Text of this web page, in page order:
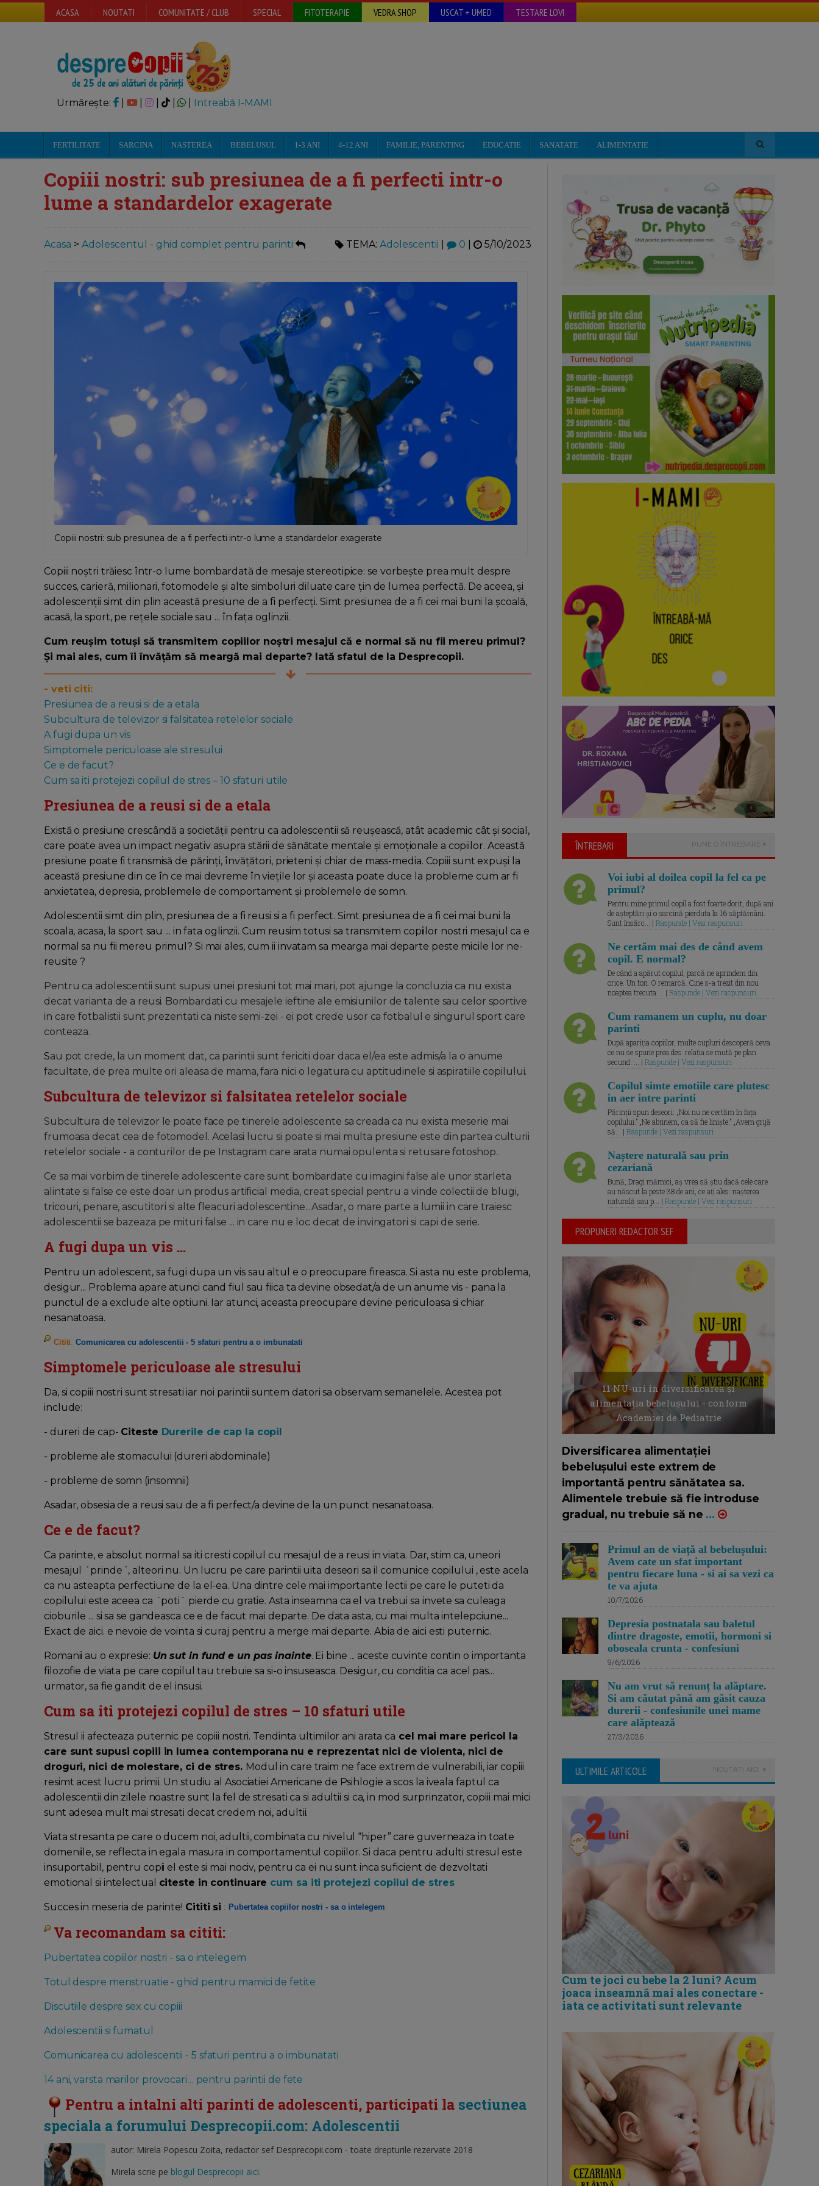
ACASA NOUTATI COMUNITATE / CLUB SPECIAL FITOTERAPIE VEDRA SHOP USCAT + UMED TESTARE LOVI
Urmărește: | | Intreabă I-MAMI
FERTILITATE SARCINA NASTEREA BEBELUSUL 1-3 ANI 4-12 ANI FAMILIE, PARENTING EDUCATIE SANATATE ALIMENTATIE
Copiii nostri: sub presiunea de a fi perfecti intr-o
lume a standardelor exagerate
Acasa > Adolescentul - ghid complet pentru parinti TEMA: Adolescentii 0 5/10/2023
Copiii nostri: sub presiunea de a fi perfecti intr-o lume a standardelor exagerate
Copiii noștri trăiesc într-o lume bombardată de mesaje stereotipice: se vorbește prea mult despre
succes, carieră, milionari, fotomodele și alte simboluri diluate care țin de lumea perfectă. De aceea, și
adolescenții simt din plin această presiune de a fi perfecți. Simt presiunea de a fi cei mai buni la școală,
acasă, la sport, pe rețele sociale sau ... în fața oglinzii.
Cum reușim totuși să transmitem copiilor noștri mesajul că e normal să nu fii mereu primul?
Și mai ales, cum îi învățăm să meargă mai departe? Iată sfatul de la Desprecopii.
- veti citi:
Presiunea de a reusi si de a etala
Subcultura de televizor si falsitatea retelelor sociale
A fugi dupa un vis
Simptomele periculoase ale stresului
Ce e de facut?
Cum sa iti protejezi copilul de stres – 10 sfaturi utile
Presiunea de a reusi si de a etala
Există o presiune crescândă a societății pentru ca adolescentii să reușească, atât academic cât și social,
care poate avea un impact negativ asupra stării de sănătate mentale și emoționale a copiilor. Această
presiune poate fi transmisă de părinți, învățători, prieteni și chiar de mass-media. Copiii sunt expuși la
această presiune din ce în ce mai devreme în viețile lor și aceasta poate duce la probleme cum ar fi
anxietatea, depresia, problemele de comportament și problemele de somn.
Adolescentii simt din plin, presiunea de a fi reusi si a fi perfect. Simt presiunea de a fi cei mai buni la
scoala, acasa, la sport sau ... in fata oglinzii. Cum reusim totusi sa transmitem copiilor nostri mesajul ca e
normal sa nu fii mereu primul? Si mai ales, cum ii invatam sa mearga mai departe peste micile lor ne-
reusite ?
Pentru ca adolescentii sunt supusi unei presiuni tot mai mari, pot ajunge la concluzia ca nu exista
decat varianta de a reusi. Bombardati cu mesajele ieftine ale emisiunilor de talente sau celor sportive
in care fotbalistii sunt prezentati ca niste semi-zei - ei pot crede usor ca fotbalul e singurul sport care
conteaza.
Sau pot crede, la un moment dat, ca parintii sunt fericiti doar daca el/ea este admis/a la o anume
facultate, de prea multe ori aleasa de mama, fara nici o legatura cu aptitudinele si aspiratiile copilului.
Subcultura de televizor si falsitatea retelelor sociale
Subcultura de televizor le poate face pe tinerele adolescente sa creada ca nu exista meserie mai
frumoasa decat cea de fotomodel. Acelasi lucru si poate si mai multa presiune este din partea culturii
retelelor sociale - a conturilor de pe Instagram care arata numai opulenta si retusare fotoshop..
Ce sa mai vorbim de tinerele adolescente care sunt bombardate cu imagini false ale unor starleta
alintate si false ce este doar un produs artificial media, creat special pentru a vinde colectii de blugi,
tricouri, penare, ascutitori si alte fleacuri adolescentine...Asadar, o mare parte a lumii in care traiesc
adolescentii se bazeaza pe mituri false ... in care nu e loc decat de invingatori si capi de serie.
A fugi dupa un vis ...
Pentru un adolescent, sa fugi dupa un vis sau altul e o preocupare fireasca. Si asta nu este problema,
desigur... Problema apare atunci cand fiul sau fiica ta devine obsedat/a de un anume vis - pana la
punctul de a exclude alte optiuni. Iar atunci, aceasta preocupare devine periculoasa si chiar
nesanatoasa.
Cititi:Comunicarea cu adolescentii - 5 sfaturi pentru a o imbunatati
Simptomele periculoase ale stresului
Da, si copiii nostri sunt stresati iar noi parintii suntem datori sa observam semanelele. Acestea pot
include:
- dureri de cap- Citeste Durerile de cap la copil
- probleme ale stomacului (dureri abdominale)
- probleme de somn (insomnii)
Asadar, obsesia de a reusi sau de a fi perfect/a devine de la un punct nesanatoasa.
Ce e de facut?
Ca parinte, e absolut normal sa iti cresti copilul cu mesajul de a reusi in viata. Dar, stim ca, uneori
mesajul ´prinde´, alteori nu. Un lucru pe care parintii uita deseori sa il comunice copilului , este acela
ca nu asteapta perfectiune de la el-ea. Una dintre cele mai importante lectii pe care le puteti da
copilului este aceea ca ´poti´ pierde cu gratie. Asta inseamna ca el va trebui sa invete sa culeaga
cioburile ... si sa se gandeasca ce e de facut mai departe. De data asta, cu mai multa intelepciune...
Exact de aici. e nevoie de vointa si curaj pentru a merge mai departe. Abia de aici esti puternic.
Romanii au o expresie: Un sut in fund e un pas inainte. Ei bine ... aceste cuvinte contin o importanta
filozofie de viata pe care copilul tau trebuie sa si-o insuseasca. Desigur, cu conditia ca acel pas...
urmator, sa fie gandit de el insusi.
Cum sa iti protejezi copilul de stres – 10 sfaturi utile
Stresul ii afecteaza puternic pe copiii nostri. Tendinta ultimilor ani arata ca cel mai mare pericol la
care sunt supusi copiii in lumea contemporana nu e reprezentat nici de violenta, nici de
droguri, nici de molestare, ci de stres. Modul in care traim ne face extrem de vulnerabili, iar copiii
resimt acest lucru primii. Un studiu al Asociatiei Americane de Psihlogie a scos la iveala faptul ca
adolescentii din zilele noastre sunt la fel de stresati ca si adultii si ca, in mod surprinzator, copiii mai mici
sunt adesea mult mai stresati decat credem noi, adultii.
Viata stresanta pe care o ducem noi, adultii, combinata cu nivelul “hiper” care guverneaza in toate
domeniile, se reflecta in egala masura in comportamentul copiilor. Si daca pentru adulti stresul este
insuportabil, pentru copii el este si mai nociv, pentru ca ei nu sunt inca suficient de dezvoltati
emotional si intelectual citeste in continuare cum sa iti protejezi copilul de stres
Succes in meseria de parinte! Cititi si : Pubertatea copiilor nostri - sa o intelegem
Va recomandam sa cititi:
Pubertatea copiilor nostri - sa o intelegem
Totul despre menstruatie - ghid pentru mamici de fetite
Discutiile despre sex cu copiii
Adolescentii si fumatul
Comunicarea cu adolescentii - 5 sfaturi pentru a o imbunatati
14 ani, varsta marilor provocari… pentru parintii de fete
Pentru a intalni alti parinti de adolescenti, participati la sectiunea
speciala a forumului Desprecopii.com: Adolescentii
autor: Mirela Popescu Zoita, redactor sef Desprecopii.com - toate drepturile rezervate 2018
Mirela scrie pe blogul Desprecopii aici.
ÎNTREBARI PUNE O ÎNTREBARE
Voi iubi al doilea copil la fel ca pe
primul?
Pentru mine primul copil a fost foarte dorit, după ani
de așteptări și o sarcină pierduta la 16 săptămâni.
Sunt însărc... | Raspunde | Vezi raspunsuri
Ne certăm mai des de când avem
copil. E normal?
De când a apărut copilul, parcă ne aprindem din
orice. Un ton. O remarcă. Cine s-a trezit din nou
noaptea trecuta.... | Raspunde | Vezi raspunsuri
Cum ramanem un cuplu, nu doar
parinti
După apariția copiilor, multe cupluri descoperă ceva
ce nu se spune prea des: relația se mută pe plan
secund. ... | Raspunde | Vezi raspunsuri
Copilul simte emotiile care plutesc
in aer intre parinti
Părinții spun deseori: „Noi nu ne certăm în fața
copilului.” „Ne abținem, ca să fie liniște.” „Avem grijă
să... | Raspunde | Vezi raspunsuri
Naștere naturală sau prin
cezariană
Bună, Dragi mămici, aș vrea să știu dacă cele care
au născut la peste 38 de ani, ce ați ales: nașterea
naturală sau p... | Raspunde | Vezi raspunsuri
PROPUNERI REDACTOR SEF
11 NU-uri in diversificarea și
alimentația bebelușului - conform
Academiei de Pediatrie
Diversificarea alimentației
bebelușului este extrem de
importantă pentru sănătatea sa.
Alimentele trebuie să fie introduse
gradual, nu trebuie să ne ...
Primul an de viață al bebelușului:
Avem cate un sfat important
pentru fiecare luna - si ai sa vezi ca
te va ajuta
10/7/2026
Depresia postnatala sau baletul
dintre dragoste, emotii, hormoni si
oboseala crunta - confesiuni
9/6/2026
Nu am vrut să renunț la alăptare.
Si am căutat până am găsit cauza
durerii - confesiunile unei mame
care alăptează
27/3/2026
ULTIMILE ARTICOLE NOUTATI AICI
Cum te joci cu bebe la 2 luni? Acum
joaca inseamnă mai ales conectare -
iata ce activitati sunt relevante